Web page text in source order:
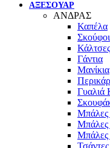
ΑΞΕΣΟΥΑΡ
ΑΝΔΡΑΣ
Καπέλα
Σκούφοι
Κάλτσες
Γάντια
Μανίκια
Γυαλιά
Μπάλες